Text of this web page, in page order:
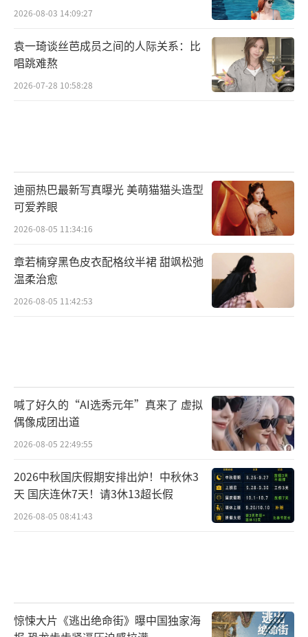
2026-08-03 14:09:27
袁一琦谈丝芭成员之间的人际关系：比
唱跳难熬
2026-07-28 10:58:28
迪丽热巴最新写真曝光 美萌猫猫头造型
可爱养眼
2026-08-05 11:34:16
章若楠穿黑色皮衣配格纹半裙 甜飒松弛
温柔治愈
2026-08-05 11:42:53
喊了好久的“AI选秀元年”真来了 虚拟
偶像成团出道
2026-08-05 22:49:55
2026中秋国庆假期安排出炉！中秋休3
天 国庆连休7天！请3休13超长假
2026-08-05 08:41:43
惊悚大片《逃出绝命街》曝中国独家海